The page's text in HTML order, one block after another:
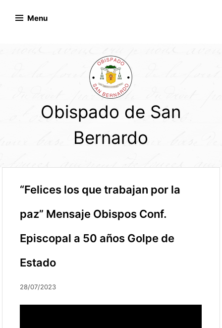
Menu
Obispado de San
Bernardo
“Felices los que trabajan por la
paz” Mensaje Obispos Conf.
Episcopal a 50 años Golpe de
Estado
28/07/2023